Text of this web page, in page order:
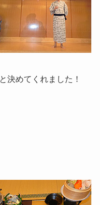
決めてくれました！